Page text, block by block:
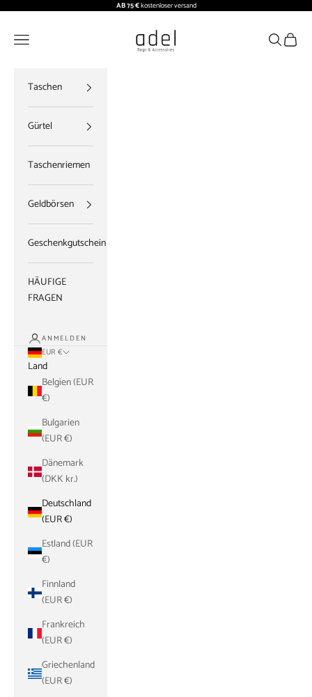
Zum Inhalt springen AB 75 €kostenloser versand
ADEL BAGS
Menü Suchen
Taschen
Gürtel
Taschenriemen
Geldbörsen
Geschenkgutschein
HÄUFIGE
FRAGEN
ANMELDEN
EUR €
Land
Belgien (EUR
€)
Bulgarien
(EUR €)
Dänemark
(DKK kr.)
Deutschland
(EUR €)
Estland (EUR
€)
Finnland
(EUR €)
Frankreich
(EUR €)
Griechenland
(EUR €)